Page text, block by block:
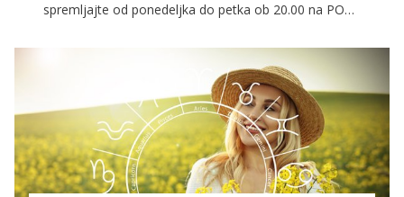
spremljajte od ponedeljka do petka ob 20.00 na POP